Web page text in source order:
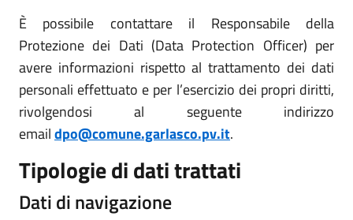
È possibile contattare il Responsabile della
Protezione dei Dati (Data Protection Officer) per
avere informazioni rispetto al trattamento dei dati
personali effettuato e per l’esercizio dei propri diritti,
rivolgendosi al seguente indirizzo
emaildpo@comune.garlasco.pv.it.
Tipologie di dati trattati
Dati di navigazione